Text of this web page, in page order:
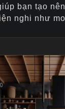
bạn tạo
nghi như